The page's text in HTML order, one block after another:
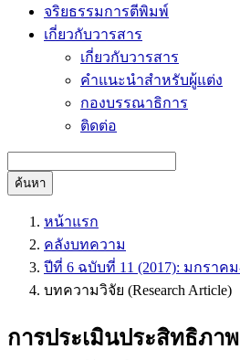
จริยธรรมการตีพิมพ์
เกี่ยวกับวารสาร
เกี่ยวกับวารสาร
คำแนะนำสำหรับผู้แต่ง
กองบรรณาธิการ
ติดต่อ
ค้นหา
หน้าแรก
คลังบทความ
ปีที่ 6 ฉบับที่ 11 (2017): มกราค
บทความวิจัย (Research Article)
การประเมินประสิทธิภา